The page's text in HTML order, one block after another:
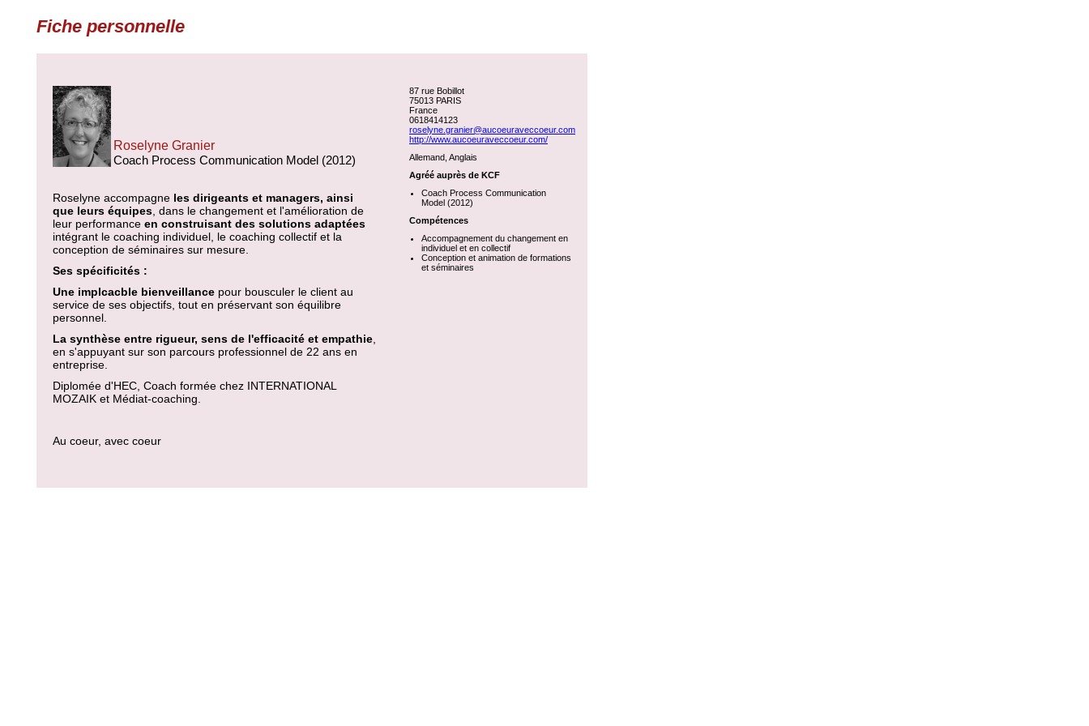
Fiche personnelle
Roselyne Granier
Coach Process Communication Model (2012)
Roselyne accompagne les dirigeants et managers, ainsi
que leurs équipes , dans le changement et l'amélioration de
leur performance en construisant des solutions adaptées
intégrant le coaching individuel, le coaching collectif et la
conception de séminaires sur mesure.
Ses spécificités :
Une implcacble bienveillance pour bousculer le client au
service de ses objectifs, tout en préservant son équilibre
personnel.
La synthèse entre rigueur, sens de l'efficacité et empathie
en s'appuyant sur son parcours professionnel de 22 ans en
entreprise.
Diplomée d'HEC, Coach formée chez INTERNATIONAL
MOZAIK et Médiat-coaching.
Au coeur, avec coeur
87 rue Bobillot
75013 PARIS
France
0618414123
roselyne.granier@aucoeuraveccoeur.com
http://www.aucoeuraveccoeur.com/
Allemand, Anglais
Agréé auprès de KCF
Coach Process Communication
Model (2012)
Compétences
Accompagnement du changement en
individuel et en collectif
Conception et animation de formations
et séminaires